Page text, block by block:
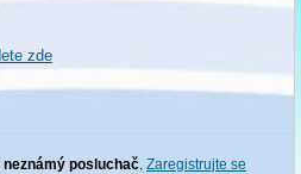
zde
neznámý posluchač. Zaregistrujte se